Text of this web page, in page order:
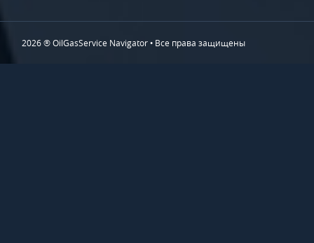
2026 ® OilGasService Navigator • Все права защищены